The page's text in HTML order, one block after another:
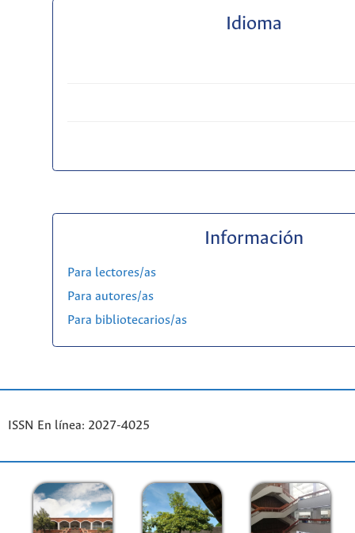
Idioma
Información
Para lectores/as
Para autores/as
Para bibliotecarios/as
ISSN En línea: 2027-4025